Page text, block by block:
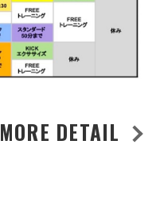
MORE DETAIL